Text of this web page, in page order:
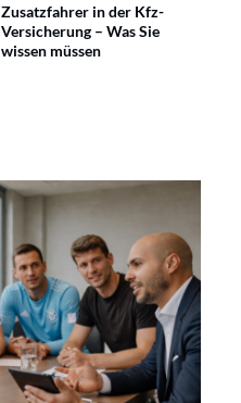
Zusatzfahrer in der Kfz-
Versicherung – Was Sie
wissen müssen